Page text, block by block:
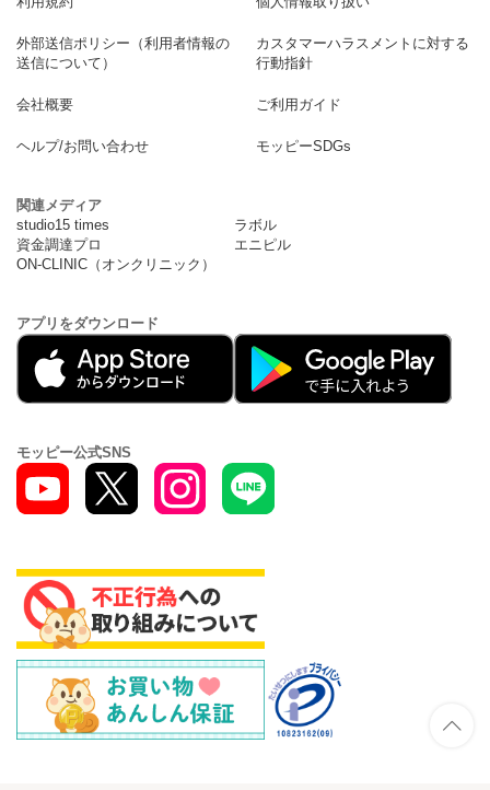
外部送信ポリシー（利用者情報の
送信について）
カスタマーハラスメントに対する
行動指針
会社概要 ご利用ガイド
ヘルプ/お問い合わせ モッピーSDGs
関連メディア
studio15 times
ラボル
資金調達プロ
エニピル
ON-CLINIC（オンクリニック）
アプリをダウンロード
モッピー公式SNS